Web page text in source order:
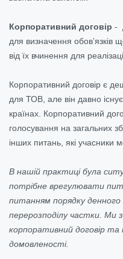
Корпоративний договір -
для визначення обов’язків
від їх вчинення для
Корпоративний договір є
для ТОВ, але він давно
країнах. Корпоративний
голосування на загальних
інших питань, які учасники
В нашій практиці була
потрібне врегулювати
питанням порядку денного
перерозподілу частки. Ми
корпоративний договір та
домовленості.